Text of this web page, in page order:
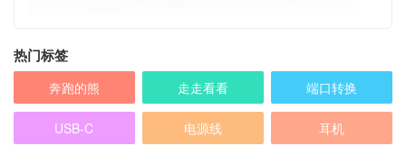
热门标签
奔跑的熊 走走看看 端口转换
USB-C 电源线 耳机